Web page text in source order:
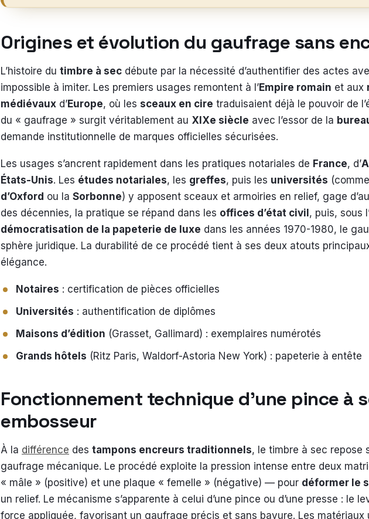
Origines et évolution du gaufrage sans
L’histoire du timbre à sec débute par la nécessité d’authentifier des actes
impossible à imiter. Les premiers usages remontent à l’Empire romain et aux
médiévaux d’Europe, où les sceaux en cire traduisaient déjà le pouvoir de
du « gaufrage » surgit véritablement au XIXe siècle avec l’essor de la
demande institutionnelle de marques officielles sécurisées.
Les usages s’ancrent rapidement dans les pratiques notariales de France, d’
États-Unis. Les études notariales, les greffes, puis les universités
d’Oxford ou la Sorbonne) y apposent sceaux et armoiries en relief, gage
des décennies, la pratique se répand dans les offices d’état civil , puis, sous
démocratisation de la papeterie de luxe dans les années 1970-1980, le
sphère juridique. La durabilité de ce procédé tient à ses deux atouts
élégance.
Notaires : certification de pièces officielles
Universités : authentification de diplômes
Maisons d’édition (Grasset, Gallimard) : exemplaires numérotés
Grands hôtels (Ritz Paris, Waldorf-Astoria New York) : papeterie à entête
Fonctionnement technique d’une pince à
embosseur
À la différence des tampons encreurs traditionnels, le timbre à sec repose
gaufrage mécanique. Le procédé exploite la pression intense entre deux
« mâle » (positive) et une plaque « femelle » (négative) — pour déformer le
un relief. Le mécanisme s’apparente à celui d’une pince ou d’une presse : le
force appliquée, favorisant un gaufrage précis et sans bavure. Les matériaux